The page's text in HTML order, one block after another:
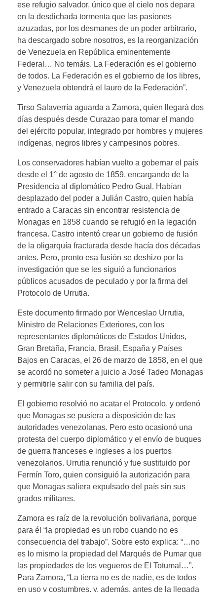
ese refugio salvador, único que el cielo nos depara
en la desdichada tormenta que las pasiones
azuzadas, por los desmanes de un poder arbitrario,
ha descargado sobre nosotros, es la reorganización
de Venezuela en República eminentemente
Federal… No temáis. La Federación es el gobierno
de todos. La Federación es el gobierno de los libres,
y Venezuela obtendrá el lauro de la Federación”.
Tirso Salaverría aguarda a Zamora, quien llegará dos
días después desde Curazao para tomar el mando
del ejército popular, integrado por hombres y mujeres
indígenas, negros libres y campesinos pobres.
Los conservadores habían vuelto a gobernar el país
desde el 1° de agosto de 1859, encargando de la
Presidencia al diplomático Pedro Gual. Habían
desplazado del poder a Julián Castro, quien había
entrado a Caracas sin encontrar resistencia de
Monagas en 1858 cuando se refugió en la legación
francesa. Castro intentó crear un gobierno de fusión
de la oligarquía fracturada desde hacía dos décadas
antes. Pero, pronto esa fusión se deshizo por la
investigación que se les siguió a funcionarios
públicos acusados de peculado y por la firma del
Protocolo de Urrutia.
Este documento firmado por Wenceslao Urrutia,
Ministro de Relaciones Exteriores, con los
representantes diplomáticos de Estados Unidos,
Gran Bretaña, Francia, Brasil, España y Países
Bajos en Caracas, el 26 de marzo de 1858, en el que
se acordó no someter a juicio a José Tadeo Monagas
y permitirle salir con su familia del país.
El gobierno resolvió no acatar el Protocolo, y ordenó
que Monagas se pusiera a disposición de las
autoridades venezolanas. Pero esto ocasionó una
protesta del cuerpo diplomático y el envío de buques
de guerra franceses e ingleses a los puertos
venezolanos. Urrutia renunció y fue sustituido por
Fermín Toro, quien consiguió la autorización para
que Monagas saliera expulsado del país sin sus
grados militares.
Zamora es raíz de la revolución bolivariana, porque
para él “la propiedad es un robo cuando no es
consecuencia del trabajo”. Sobre esto explica: “…no
es lo mismo la propiedad del Marqués de Pumar que
las propiedades de los vegueros de El Totumal…”.
Para Zamora, “La tierra no es de nadie, es de todos
en uso y costumbres, y, además, antes de la llegada